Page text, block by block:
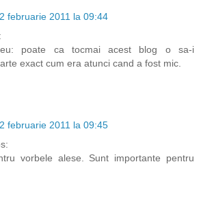
2 februarie 2011 la 09:44
poate ca tocmai acest blog o sa-i
exact cum era atunci cand a fost mic.
2 februarie 2011 la 09:45
vorbele alese. Sunt importante pentru